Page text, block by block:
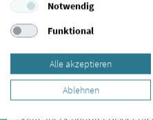
freuen wir uns auf Ihre
erhalten Siehier.
SIND SIE PATIENT/
IHREN
EMPFEHLEN?
Notwendig
Funktional
Alle akzeptieren
Ablehnen